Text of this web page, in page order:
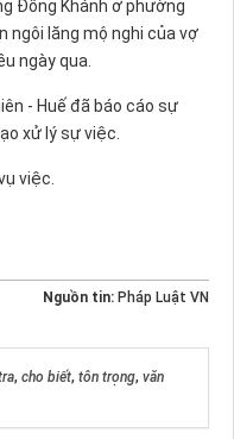
Đồng Khánh ở phường
ngôi lăng mộ nghi của vợ
ngày qua.
- Huế đã báo cáo sự
xử lý sự việc.
việc.
Nguồn tin: Pháp Luật VN
, cho biết, tôn trọng, văn